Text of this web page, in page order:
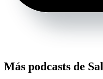
Más podcasts de